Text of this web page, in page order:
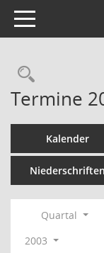
Toggle navigation
Termine
Kalender
Niederschriften
Quartal
2003